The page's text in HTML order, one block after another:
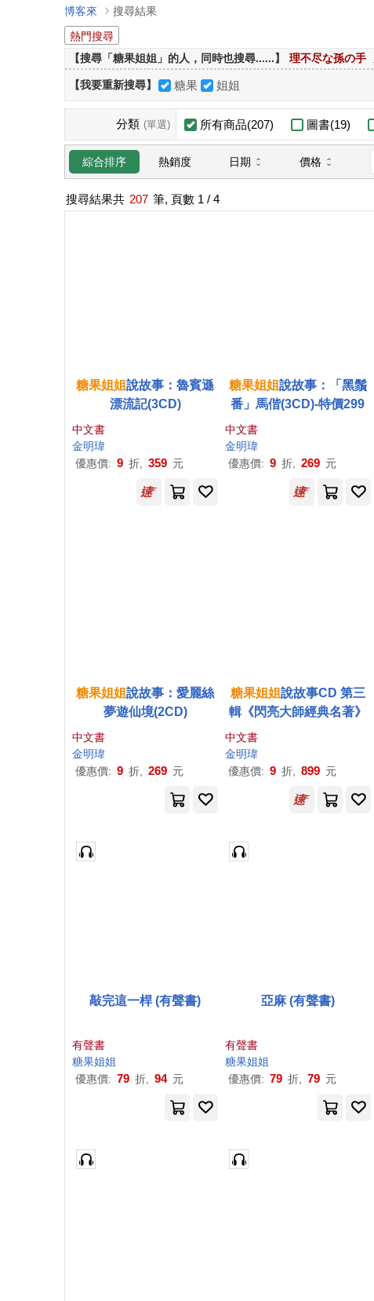
博客來
搜尋結果
熱門搜尋
【搜尋「糖果姐姐」的人，同時也搜尋......】
理不尽な孫の手
【我要重新搜尋】 糖果 姐姐
分類 (單選) 所有商品(207) 圖書(19)
綜合排序 熱銷度 日期 價格
搜尋結果共 207 筆, 頁數 1 / 4
糖果姐姐說故事：魯賓遜
漂流記(3CD)
中文書
金明瑋
優惠價: 9 折, 359 元
糖果姐姐說故事：「黑鬚
番」馬偕(3CD)-特價299
中文書
金明瑋
優惠價: 9 折, 269 元
糖果姐姐說故事：愛麗絲
夢遊仙境(2CD)
中文書
金明瑋
優惠價: 9 折, 269 元
糖果姐姐說故事CD 第三
輯《閃亮大師經典名著》
中文書
金明瑋
優惠價: 9 折, 899 元
敲完這一桿 (有聲書)
有聲書
糖果姐姐
優惠價: 79 折, 94 元
亞麻 (有聲書)
有聲書
糖果姐姐
優惠價: 79 折, 79 元